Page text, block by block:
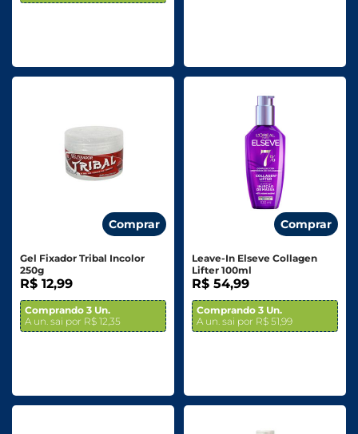
Comprar
Gel Fixador Tribal Incolor
250g
R$ 12,99
Comprando 3 Un.
A un. sai por R$ 12,35
Comprar
Leave-In Elseve Collagen
Lifter 100ml
R$ 54,99
Comprando 3 Un.
A un. sai por R$ 51,99